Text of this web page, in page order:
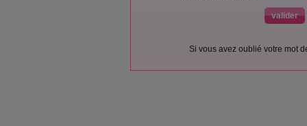
Si vous avez oublié votre mot